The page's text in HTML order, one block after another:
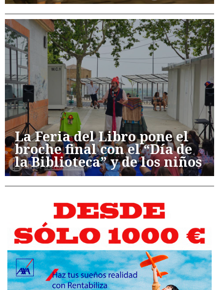
La Feria del Libro pone el
broche final con el “Día de
la Biblioteca” y de los niños